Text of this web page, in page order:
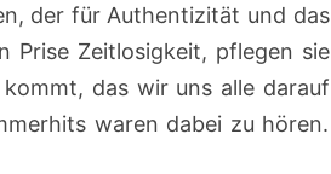
der für Authentizität und das
Prise Zeitlosigkeit, pflegen sie
das wir uns alle darauf
waren dabei zu hören.